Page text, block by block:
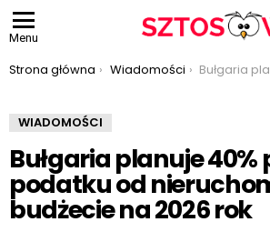
Menu
Jesteś tutaj:
Strona główna Wiadomości Bułgaria planuje 40% podwyżkę podatku od
WIADOMOŚCI
Bułgaria planuje 40%
podatku od
budżecie na 2026 rok